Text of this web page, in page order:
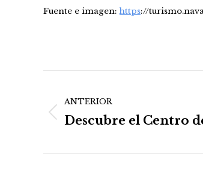
Fuente e imagen: https://
entre
ANTERIOR
Publicación
Descubre el Centro